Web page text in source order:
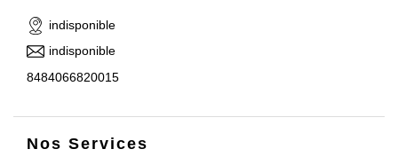
indisponible
indisponible
8484066820015
Nos Services